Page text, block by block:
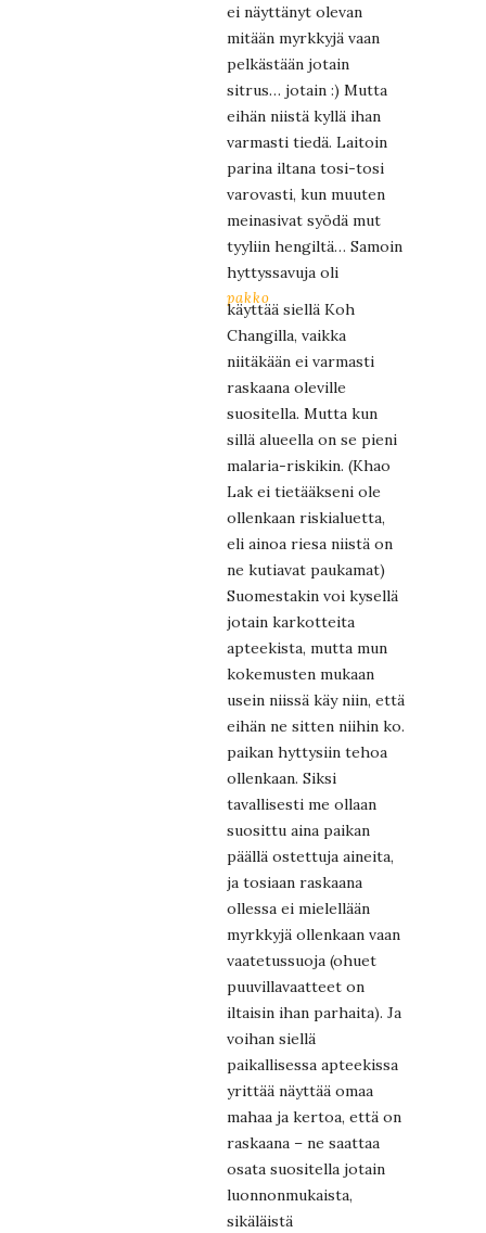
ei näyttänyt olevan
mitään myrkkyjä vaan
pelkästään jotain
sitrus… jotain :) Mutta
eihän niistä kyllä ihan
varmasti tiedä. Laitoin
parina iltana tosi-tosi
varovasti, kun muuten
meinasivat syödä mut
tyyliin hengiltä… Samoin
hyttyssavuja oli
pakko
käyttää siellä Koh
Changilla, vaikka
niitäkään ei varmasti
raskaana oleville
suositella. Mutta kun
sillä alueella on se pieni
malaria-riskikin. (Khao
Lak ei tietääkseni ole
ollenkaan riskialuetta,
eli ainoa riesa niistä on
ne kutiavat paukamat)
Suomestakin voi kysellä
jotain karkotteita
apteekista, mutta mun
kokemusten mukaan
usein niissä käy niin, että
eihän ne sitten niihin ko.
paikan hyttysiin tehoa
ollenkaan. Siksi
tavallisesti me ollaan
suosittu aina paikan
päällä ostettuja aineita,
ja tosiaan raskaana
ollessa ei mielellään
myrkkyjä ollenkaan vaan
vaatetussuoja (ohuet
puuvillavaatteet on
iltaisin ihan parhaita). Ja
voihan siellä
paikallisessa apteekissa
yrittää näyttää omaa
mahaa ja kertoa, että on
raskaana – ne saattaa
osata suositella jotain
luonnonmukaista,
sikäläistä